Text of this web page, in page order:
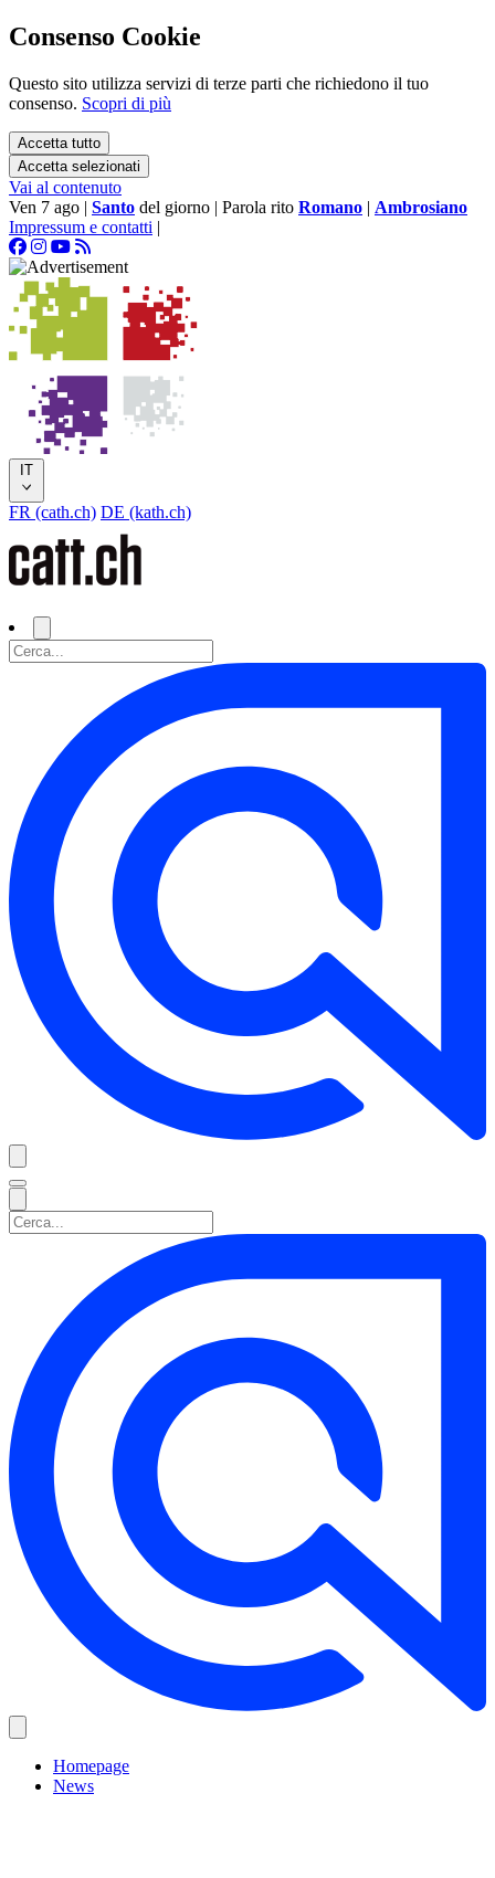
Consenso Cookie
Questo sito utilizza servizi di terze parti che richiedono il tuo
consenso. Scopri di più
Accetta tutto
Accetta selezionati
Vai al contenuto
Ven 7 ago | Santo del giorno | Parola rito Romano | Ambrosiano
Impressum e contatti |
IT
FR (cath.ch) DE (kath.ch)
Homepage
News